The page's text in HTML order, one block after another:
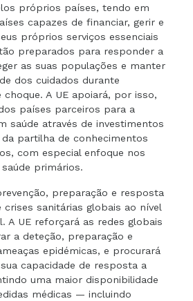
próprios países, tendo em
capazes de financiar, gerir e
próprios serviços essenciais
preparados para responder a
as suas populações e manter
dos cuidados durante
choque. A UE apoiará, por isso,
países parceiros para a
saúde através de investimentos
partilha de conhecimentos
com especial enfoque nos
primários.
preparação e resposta
crises sanitárias globais ao nível
A UE reforçará as redes globais
a deteção, preparação e
epidémicas, e procurará
capacidade de resposta a
uma maior disponibilidade
médicas — incluindo